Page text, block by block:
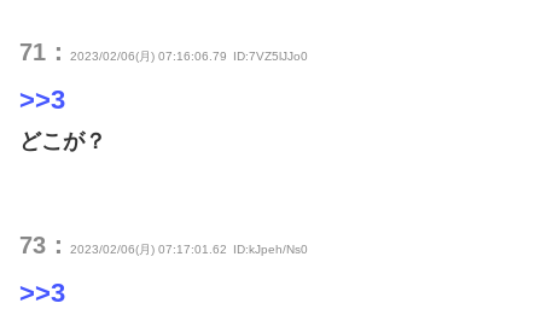
71： 2023/02/06(月) 07:16:06.79 ID:7VZ5lJJo0
>>3
どこが？
73： 2023/02/06(月) 07:17:01.62 ID:kJpeh/Ns0
>>3